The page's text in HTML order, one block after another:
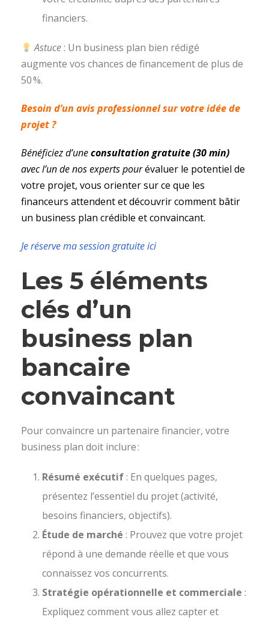
financiers.
Astuce: Un business plan bien rédigé
augmente vos chances de financement de plus de
50 %.
Besoin d’un avis professionnel sur votre idée de
projet ?
Bénéficiez d’uneconsultation gratuite (30 min)
avec l’un de nos experts pourévaluer le potentiel de
votre projet, vous orienter sur ce que les
financeurs attendent et découvrir comment bâtir
un business plan crédible et convaincant.
Je réserve ma session gratuite ici
Les 5 éléments
clés d’un
business plan
bancaire
convaincant
Pour convaincre un partenaire financier, votre
business plan doit inclure :
Résumé exécutif: En quelques pages,
présentez l’essentiel du projet (activité,
besoins financiers, objectifs).
Étude de marché : Prouvez que votre projet
répond à une demande réelle et que vous
connaissez vos concurrents.
Stratégie opérationnelle et commerciale :
Expliquez comment vous allez capter et